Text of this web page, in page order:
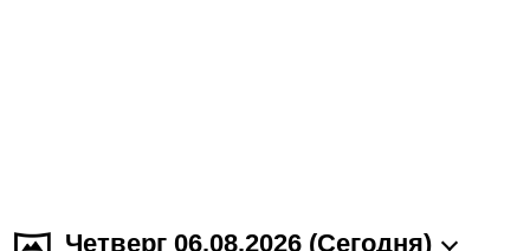
Четверг 06.08.2026 (Cегодня)